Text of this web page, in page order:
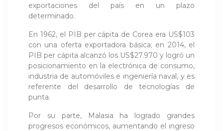
exportaciones del país en un plazo
determinado.
En 1962, el PIB per cápita de Corea era US$103
con una oferta exportadora básica; en 2014, el
PIB per cápita alcanzó los US$27.970 y logró un
posicionamiento en la electrónica de consumo,
industria de automóviles e ingeniería naval, y es
referente del desarrollo de tecnologías de
punta.
Por su parte, Malasia ha logrado grandes
progresos económicos, aumentando el ingreso